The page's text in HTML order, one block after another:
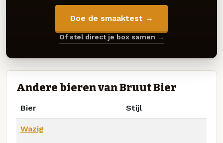
Doe de smaaktest →
Of stel direct je box samen →
Andere bieren van Bruut Bier
Bier Stijl
Wazig